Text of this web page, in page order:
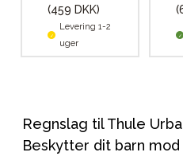
(459 DKK)
Levering 1-2
uger
Regnslag til Thule
Beskytter dit barn